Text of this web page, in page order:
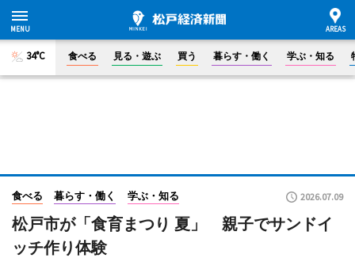
34°C 食べる 見る・遊ぶ 買う 暮らす・働く 学ぶ・知る
食べる 暮らす・働く 学ぶ・知る 2026.07.09
松戸市が「食育まつり 夏」 親子でサンドイ
ッチ作り体験